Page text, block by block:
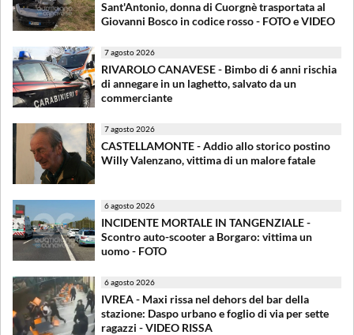
Sant'Antonio, donna di Cuorgnè trasportata al
Giovanni Bosco in codice rosso - FOTO e VIDEO
7 agosto 2026
RIVAROLO CANAVESE - Bimbo di 6 anni rischia
di annegare in un laghetto, salvato da un
commerciante
7 agosto 2026
CASTELLAMONTE - Addio allo storico postino
Willy Valenzano, vittima di un malore fatale
6 agosto 2026
INCIDENTE MORTALE IN TANGENZIALE -
Scontro auto-scooter a Borgaro: vittima un
uomo - FOTO
6 agosto 2026
IVREA - Maxi rissa nel dehors del bar della
stazione: Daspo urbano e foglio di via per sette
ragazzi - VIDEO RISSA